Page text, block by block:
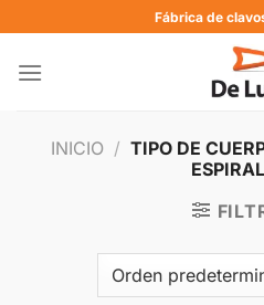
Fábrica de
INICIO / TIPO DE